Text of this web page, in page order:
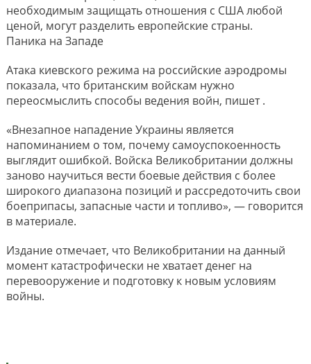
необходимым защищать отношения с США любой
ценой, могут разделить европейские страны.
Паника на Западе
Атака киевского режима на российские аэродромы
показала, что британским войскам нужно
переосмыслить способы ведения войн, пишет .
«Внезапное нападение Украины является
напоминанием о том, почему самоуспокоенность
выглядит ошибкой. Войска Великобритании должны
заново научиться вести боевые действия с более
широкого диапазона позиций и рассредоточить свои
боеприпасы, запасные части и топливо», — говорится
в материале.
Издание отмечает, что Великобритании на данный
момент катастрофически не хватает денег на
перевооружение и подготовку к новым условиям
войны.